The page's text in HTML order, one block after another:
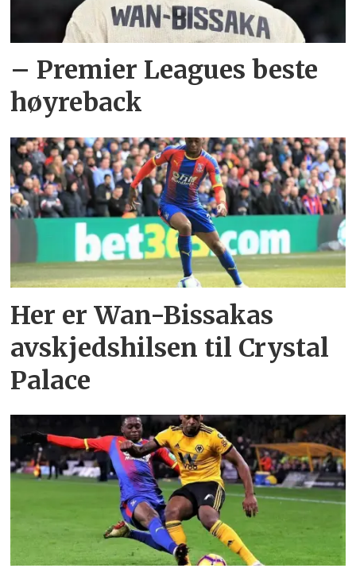
– Premier Leagues beste
høyreback
Her er Wan-Bissakas
avskjedshilsen til Crystal
Palace